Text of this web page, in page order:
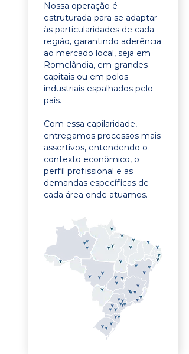
Nossa operação é
estruturada para se adaptar
às particularidades de cada
região, garantindo aderência
ao mercado local, seja em
Romelândia, em grandes
capitais ou em polos
industriais espalhados pelo
país.
Com essa capilaridade,
entregamos processos mais
assertivos, entendendo o
contexto econômico, o
perfil profissional e as
demandas específicas de
cada área onde atuamos.